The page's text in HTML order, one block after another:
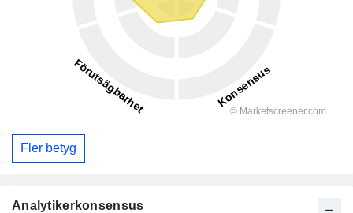
Fler betyg
Analytikerkonsensus